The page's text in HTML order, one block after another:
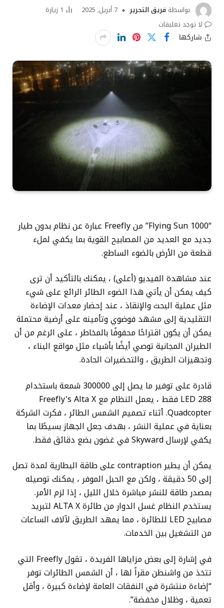
بواسطة فريق التحرير 7 أبريل, 2025 1 زيارة
لا توجد تعليقات
شاركها
“Flying Sun 1000” من Freefly عبارة عن نظام بدون طيار
جديد مع العديد من المصابيح القوية بما يكفي لملء
قطعة من الأرض بالضوء الساطع.
عند مشاهدة الفيديو (أعلى) ، يمكنك بالتأكيد أن ترى
كيف يمكن أن يأتي هذا الضوء الطائر الرائع على شيء
مثل عملية البحث والإنقاذ ، عند إحضار معدات الإضاءة
التقليدية إلى مشهد فوضوي وتأمينه على أرضية محتملة
يمكن أن يكون اقتراحًا محفوفًا بالمخاطر ، على الرغم من أن
الطيران المجانية توصي أيضًا بأشياء مثل مواقع البناء ،
وتجهيزات الطريق ، والتحضيرات الحادة.
قادرة على توفير ما يصل إلى 300000 شمعة باستخدام
288 LED فقط ، يعمل النظام مع Freefly's Alta X
Quadcopter. أثناء تصميم الشمس الطائر ، فكرت الشركة
بعناية في عملية النشر ، بهدف جعل الجهاز بسيطًا بما
يكفي لإرسال Skyward في غضون بضع دقائق فقط.
يمكن أن يطير contraption على طاقة البطارية لمدة تصل
إلى 50 دقيقة ، ولكن مع الحبل الموفر ، يمكنك توصيله
بمصدر طاقة للنشر مباشرة خلال الليل ، إذا لزم الأمر.
يستخدم النظام غسل الدوار من طائرة ALTA X لتبريد
مصابيح LED للطائرة ، مما يمهد الطريق لآلاف الساعات
من التشغيل بين الخدمات.
في إشارة إلى بعض مزاياها الفريدة ، تقول Freefly التي
تتخذ من واشنطن مقراً لها ، أن الشمس الطائرات توفر
“إضاءة منتشرة في النفقات العامة لإضاءة كبيرة ، وأقل
تعمية ، وظلال مخفضة”.